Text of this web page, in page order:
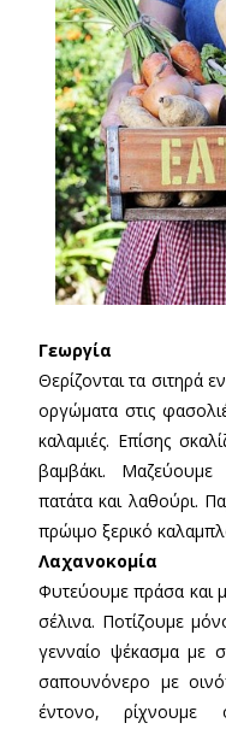
Γεωργία
Θερίζονται τα σιτηρά
οργώματα στις
καλαμιές. Επίσης
βαμβάκι. Μαζεύουμε
πατάτα και λαθούρι.
πρώιμο ξερικό
Λαχανοκομία
Φυτεύουμε πράσα και
σέλινα. Ποτίζουμε
γενναίο ψέκασμα με
σαπουνόνερο με
έντονο, ρίχνουμε